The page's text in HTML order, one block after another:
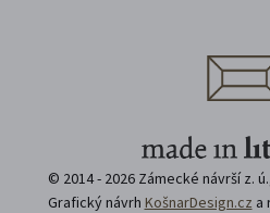
© 2014 - 2026 Zámecké návrší z.
Grafický návrh KošnarDesign.cz a